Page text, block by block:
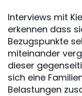
Interviews mit
erkennen dass
Bezugspunkte
miteinander
dieser
sich eine
Belastungen